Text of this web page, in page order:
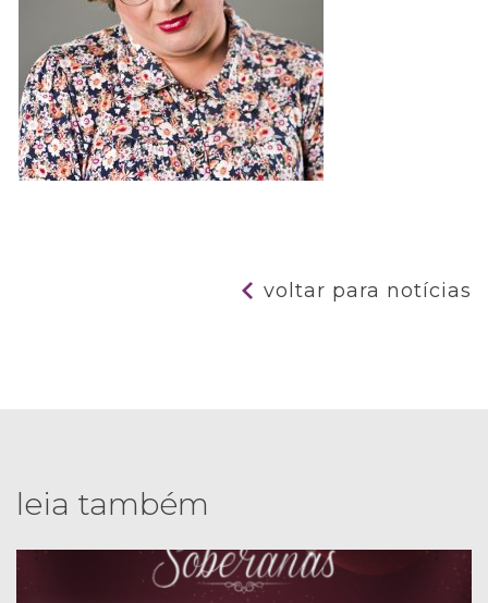
voltar para notícias
leia também